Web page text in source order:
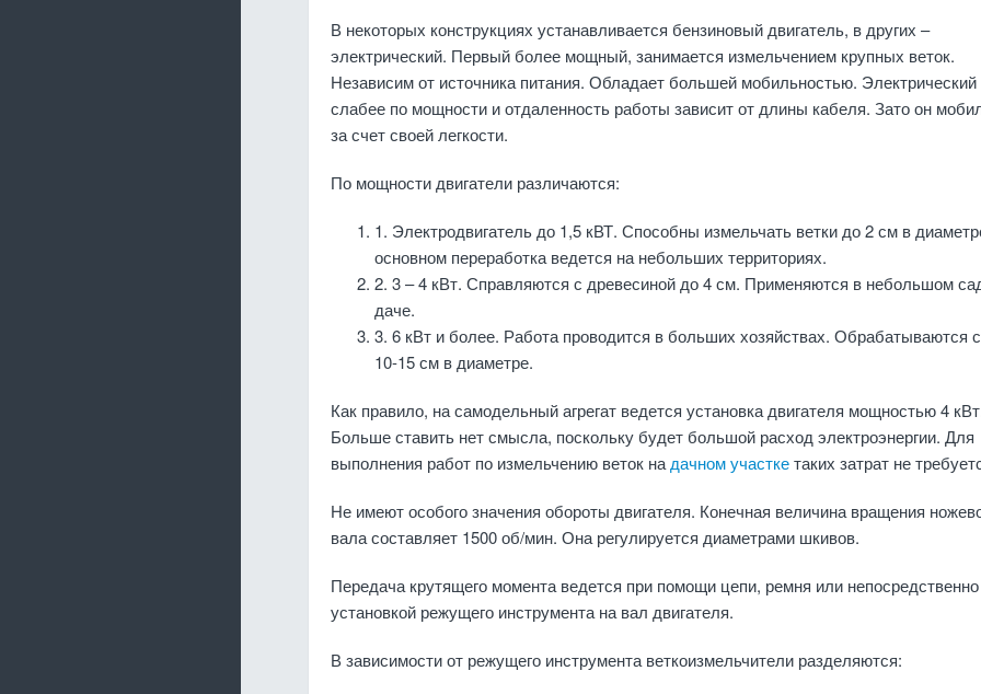
В некоторых конструкциях устанавливается бензиновый двигатель, в других –
электрический. Первый более мощный, занимается измельчением крупных веток.
Независим от источника питания. Обладает большей мобильностью. Электрический
слабее по мощности и отдаленность работы зависит от длины кабеля. Зато он
за счет своей легкости.
По мощности двигатели различаются:
1. Электродвигатель до 1,5 кВТ. Способны измельчать ветки до 2 см в
основном переработка ведется на небольших территориях.
2. 3 – 4 кВт. Справляются с древесиной до 4 см. Применяются в небольшом
даче.
3. 6 кВт и более. Работа проводится в больших хозяйствах. Обрабатываются
10-15 см в диаметре.
Как правило, на самодельный агрегат ведется установка двигателя мощностью 4
Больше ставить нет смысла, поскольку будет большой расход электроэнергии. Для
выполнения работ по измельчению веток на дачном участкетаких затрат не
Не имеют особого значения обороты двигателя. Конечная величина вращения
вала составляет 1500 об/мин. Она регулируется диаметрами шкивов.
Передача крутящего момента ведется при помощи цепи, ремня или непосредственно
установкой режущего инструмента на вал двигателя.
В зависимости от режущего инструмента веткоизмельчители разделяются: